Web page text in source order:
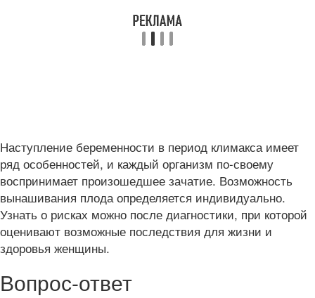
Наступление беременности в период климакса имеет
ряд особенностей, и каждый организм по-своему
воспринимает произошедшее зачатие. Возможность
вынашивания плода определяется индивидуально.
Узнать о рисках можно после диагностики, при которой
оценивают возможные последствия для жизни и
здоровья женщины.
Вопрос-ответ